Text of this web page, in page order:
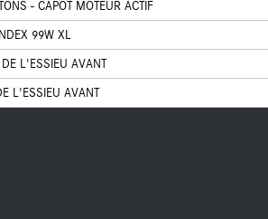
- CAPOT MOTEUR ACTIF
99W XL
L'ESSIEU AVANT
L'ESSIEU AVANT